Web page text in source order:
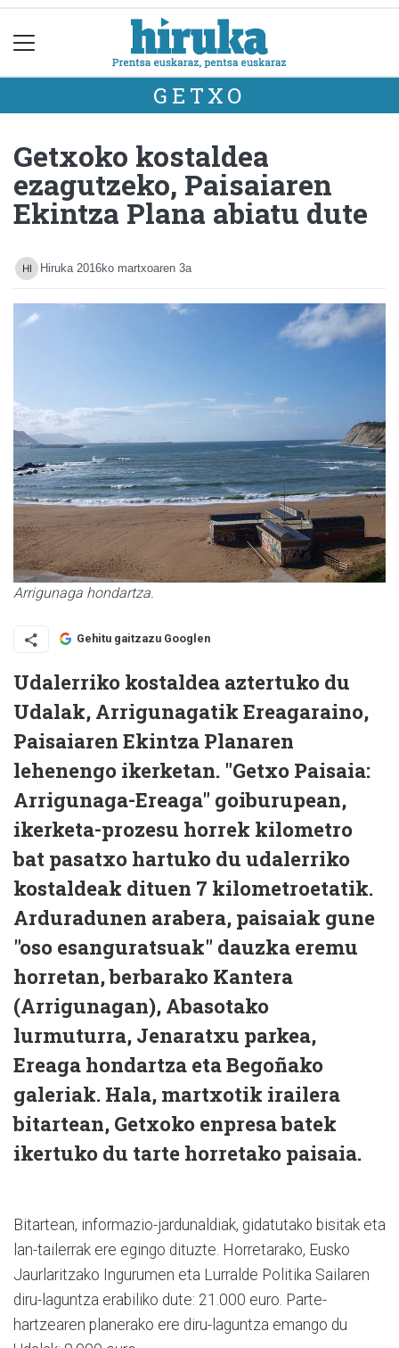
GETXO
Getxoko kostaldea
ezagutzeko, Paisaiaren
Ekintza Plana abiatu dute
Hiruka 2016ko martxoaren 3a
Arrigunaga hondartza.
Gehitu gaitzazu Googlen
Udalerriko kostaldea aztertuko du
Udalak, Arrigunagatik Ereagaraino,
Paisaiaren Ekintza Planaren
lehenengo ikerketan. "Getxo Paisaia:
Arrigunaga-Ereaga" goiburupean,
ikerketa-prozesu horrek kilometro
bat pasatxo hartuko du udalerriko
kostaldeak dituen 7 kilometroetatik.
Arduradunen arabera, paisaiak gune
"oso esanguratsuak" dauzka eremu
horretan, berbarako Kantera
(Arrigunagan), Abasotako
lurmuturra, Jenaratxu parkea,
Ereaga hondartza eta Begoñako
galeriak. Hala, martxotik irailera
bitartean, Getxoko enpresa batek
ikertuko du tarte horretako paisaia.
Bitartean, informazio-jardunaldiak, gidatutako bisitak eta
lan-tailerrak ere egingo dituzte. Horretarako, Eusko
Jaurlaritzako Ingurumen eta Lurralde Politika Sailaren
diru-laguntza erabiliko dute: 21.000 euro. Parte-
hartzearen planerako ere diru-laguntza emango du